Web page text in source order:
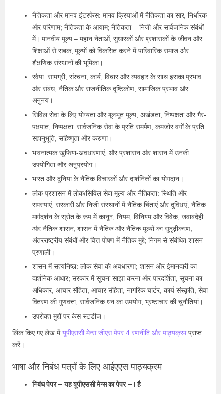
नैतिकता और मानव इंटरफेस: मानव क्रियाओं में नैतिकता का सार, निर्धारक
और परिणाम; नैतिकता के आयाम; नैतिकता – निजी और सार्वजनिक संबंधों
में। मानवीय मूल्य – महान नेताओं, सुधारकों और प्रशासकों के जीवन और
शिक्षाओं से सबक; मूल्यों को विकसित करने में पारिवारिक समाज और
शैक्षणिक संस्थानों की भूमिका।
रवैया: सामग्री, संरचना, कार्य; विचार और व्यवहार के साथ इसका प्रभाव
और संबंध; नैतिक और राजनीतिक दृष्टिकोण; सामाजिक प्रभाव और
अनुनय।
सिविल सेवा के लिए योग्यता और मूलभूत मूल्य, अखंडता, निष्पक्षता और गैर-
पक्षपात, निष्पक्षता, सार्वजनिक सेवा के प्रति समर्पण, कमजोर वर्गों के प्रति
सहानुभूति, सहिष्णुता और करुणा।
भावनात्मक खुफिया-अवधारणाएं, और प्रशासन और शासन में उनकी
उपयोगिता और अनुप्रयोग।
भारत और दुनिया के नैतिक विचारकों और दार्शनिकों का योगदान।
लोक प्रशासन में लोक/सिविल सेवा मूल्य और नैतिकता: स्थिति और
समस्याएं; सरकारी और निजी संस्थानों में नैतिक चिंताएं और दुविधाएं; नैतिक
मार्गदर्शन के स्रोत के रूप में कानून, नियम, विनियम और विवेक; जवाबदेही
और नैतिक शासन; शासन में नैतिक और नैतिक मूल्यों का सुदृढ़ीकरण;
अंतरराष्ट्रीय संबंधों और वित्त पोषण में नैतिक मुद्दे; निगम से संबंधित शासन
प्रणाली।
शासन में सत्यनिष्ठा: लोक सेवा की अवधारणा; शासन और ईमानदारी का
दार्शनिक आधार; सरकार में सूचना साझा करना और पारदर्शिता, सूचना का
अधिकार, आचार संहिता, आचार संहिता, नागरिक चार्टर, कार्य संस्कृति, सेवा
वितरण की गुणवत्ता, सार्वजनिक धन का उपयोग, भ्रष्टाचार की चुनौतियां।
उपरोक्त मुद्दों पर केस स्टडीज।
लिंक किए गए लेख मेंयूपीएससी मेन्स जीएस पेपर 4 रणनीति और पाठ्यक्रमप्राप्त
करें।
भाषा और निबंध पत्रों के लिए आईएएस पाठ्यक्रम
निबंध पेपर – यह यूपीएससी मेन्स का पेपर – I है